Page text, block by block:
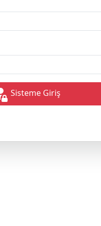
Sisteme Giriş